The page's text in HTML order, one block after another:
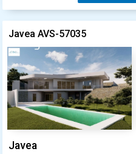
Javea AVS-57035
Javea